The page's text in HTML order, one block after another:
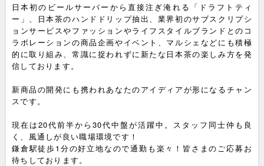
日本初のビールサーバーから直接注ぎ淹れる「ドラフトティ
ー」、日本茶のハンドドリップ抽出、業界初のサブスクリプシ
ョンサービスやファッションやライフスタイルブランドとのコ
ラボレーションの商品企画やイベント、マルシェなどにも積極
的に取り組み、常識に捉われずに新たな日本茶の楽しみ方を発
信しております。
新商品の開発にも携われあなたのアイディアが形になるチャン
スです。
現在は20代前半から30代中盤が活躍中。スタッフ同士仲も良
く、風通しが良い職場環境です！
鎌倉駅徒歩1分の好立地なので通勤も楽々！皆さまのご応募お
待ちしております。